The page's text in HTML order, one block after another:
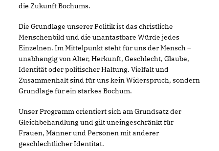
die Zukunft Bochums.
Die Grundlage unserer Politik ist das christliche
Menschenbild und die unantastbare Würde jedes
Einzelnen. Im Mittelpunkt steht für uns der Mensch –
unabhängig von Alter, Herkunft, Geschlecht, Glaube,
Identität oder politischer Haltung. Vielfalt und
Zusammenhalt sind für uns kein Widerspruch, sondern
Grundlage für ein starkes Bochum.
Unser Programm orientiert sich am Grundsatz der
Gleichbehandlung und gilt uneingeschränkt für
Frauen, Männer und Personen mit anderer
geschlechtlicher Identität.